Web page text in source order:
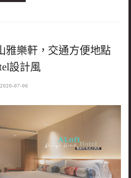
雅樂軒，交通方便地點
設計風
2020-07-06